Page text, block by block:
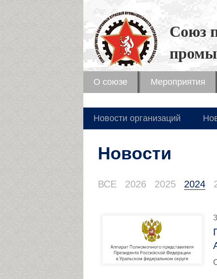
Союз
О союзе Мероприятия
Новости организаций
Новости
ВСЕ 2026 2025 2024